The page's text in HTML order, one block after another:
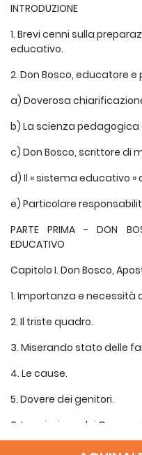
INTRODUZIONE
1. Brevi cenni sulla
educativo.
2. Don Bosco, educatore
a) Doverosa
b) La scienza pedagogica
c) Don Bosco, scrittore di
d) Il « sistema educativo »
e) Particolare
PARTE PRIMA - DON
EDUCATIVO
Capitolo I. Don Bosco,
1. Importanza e necessità
2. Il triste quadro.
3. Miserando stato delle
4. Le cause.
5. Dovere dei genitori.
6. La missione dei
7. Ardore di Don Bosco